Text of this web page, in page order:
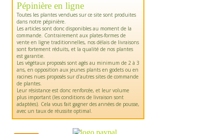
Pépinière en ligne
Toutes les plantes vendues sur ce site sont produites
dans notre pépinière.
Les articles sont donc disponibles au moment de la
commande. Contrairement aux plates-formes de
vente en ligne traditionnelles, nos délais de livraisons
sont fortement réduits, et la qualité de nos plantes
est garantie.
Les végétaux proposés sont agés au minimum de 2 à 3
ans, en opposition aux jeunes plants en godets ou en
racines nues proposés sur d'autres sites de commande
de plantes.
Leur résistance est donc renforcée, et leur volume
plus important (les conditions de livraison sont
adaptées). Cela vous fait gagner des années de pousse,
avec un taux de réussite optimal.